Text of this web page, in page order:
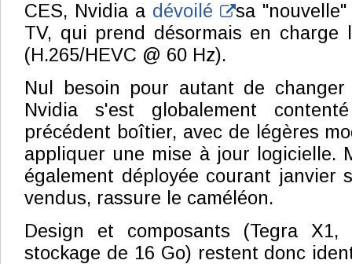
CES, Nvidia a dévoilé
sa "nouvelle"
TV, qui prend désormais en charge
(H.265/HEVC @ 60 Hz).
Nul besoin pour autant de
Nvidia s'est globalement
précédent boîtier, avec de légères
appliquer une mise à jour logicielle.
également déployée courant janvier
vendus, rassure le caméléon.
Design et composants (Tegra
stockage de 16 Go) restent donc